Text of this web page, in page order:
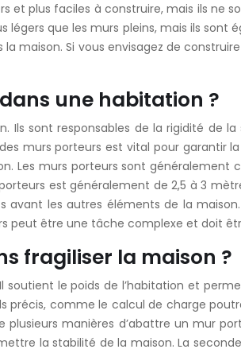
et plus faciles à construire, mais ils ne
que les murs pleins, mais ils
maison. Si vous envisagez de
une habitation ?
Ils sont responsables de la rigidité
murs porteurs est vital pour garantir
Les murs porteurs sont
est généralement de 2,5 à 3
les autres éléments de la
peut être une tâche complexe et doit
fragiliser la maison ?
le poids de l’habitation et
comme le calcul de charge
manières d’abattre un mur
la stabilité de la maison. La